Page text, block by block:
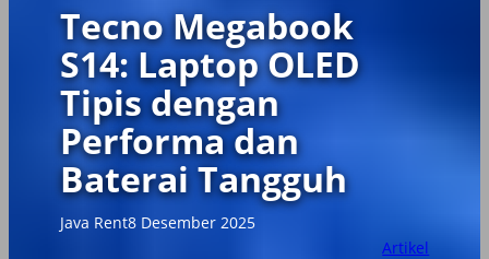
Tecno Megabook
S14: Laptop OLED
Tipis dengan
Performa dan
Baterai Tangguh
Java Rent8 Desember 2025
Artikel